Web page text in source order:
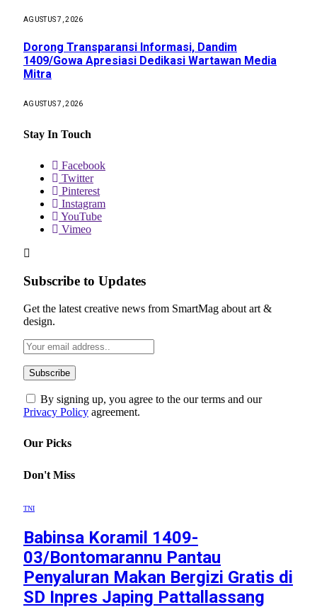
AGUSTUS 7, 2026
Dorong Transparansi Informasi, Dandim
1409/Gowa Apresiasi Dedikasi Wartawan Media
Mitra
AGUSTUS 7, 2026
Stay In Touch
Facebook
Twitter
Pinterest
Instagram
YouTube
Vimeo
Subscribe to Updates
Get the latest creative news from SmartMag about art &
design.
By signing up, you agree to the our terms and our
Privacy Policy agreement.
Our Picks
Don't Miss
TNI
Babinsa Koramil 1409-
03/Bontomarannu Pantau
Penyaluran Makan Bergizi Gratis di
SD Inpres Japing Pattallassang